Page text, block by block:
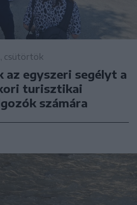
csütörtök
egyszeri segélyt a
turisztikai
számára